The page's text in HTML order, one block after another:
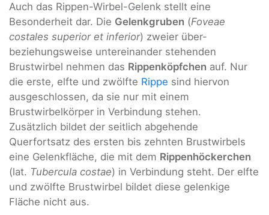
Auch das Rippen-Wirbel-Gelenk stellt eine
Besonderheit dar. Die Gelenkgruben (Foveae
costales superior et inferior) zweier über-
beziehungsweise untereinander stehenden
Brustwirbel nehmen das Rippenköpfchen auf. Nur
die erste, elfte und zwölfte Rippe sind hiervon
ausgeschlossen, da sie nur mit einem
Brustwirbelkörper in Verbindung stehen.
Zusätzlich bildet der seitlich abgehende
Querfortsatz des ersten bis zehnten Brustwirbels
eine Gelenkfläche, die mit dem Rippenhöckerchen
(lat. Tubercula costae) in Verbindung steht. Der elfte
und zwölfte Brustwirbel bildet diese gelenkige
Fläche nicht aus.